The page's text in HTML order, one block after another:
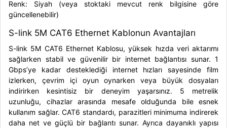
Renk: Siyah (veya stoktaki mevcut renk bilgisine göre
güncellenebilir)
S-link 5M CAT6 Ethernet Kablonun Avantajları
S-link 5M CAT6 Ethernet Kablosu, yüksek hızda veri aktarımı
sağlarken stabil ve güvenilir bir internet bağlantısı sunar. 1
Gbps’ye kadar desteklediği internet hızları sayesinde film
izlerken, çevrim içi oyun oynarken veya büyük dosyaları
indirirken kesintisiz bir deneyim yaşarsınız. 5 metrelik
uzunluğu, cihazlar arasında mesafe olduğunda bile esnek
kullanım sağlar. CAT6 standardı, parazitleri minimuma indirerek
daha net ve güçlü bir bağlantı sunar. Ayrıca dayanıklı yapısı